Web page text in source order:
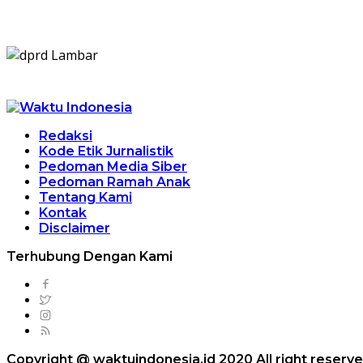
Redaksi
Kode Etik Jurnalistik
Pedoman Media Siber
Pedoman Ramah Anak
Tentang Kami
Kontak
Disclaimer
Terhubung Dengan Kami
Copyright @ waktuindonesia.id 2020 All right